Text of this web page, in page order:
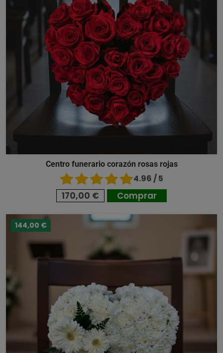
Centro funerario corazón rosas rojas
4.96 / 5
170,00 € Comprar
144,00 €